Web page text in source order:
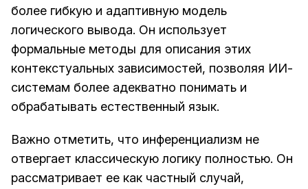
более гибкую и адаптивную модель
логического вывода. Он использует
формальные методы для описания этих
контекстуальных зависимостей, позволяя ИИ-
системам более адекватно понимать и
обрабатывать естественный язык.
Важно отметить, что инференциализм не
отвергает классическую логику полностью. Он
рассматривает ее как частный случай,